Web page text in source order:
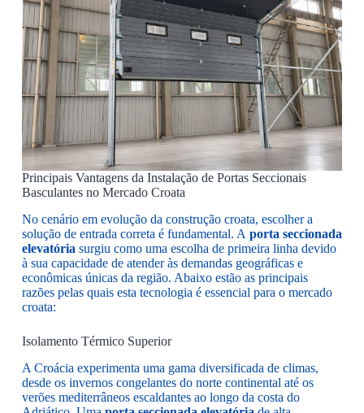
Principais Vantagens da Instalação de Portas Seccionais
Basculantes no Mercado Croata
No cenário em evolução da construção croata, escolher a
solução de entrada correta é fundamental. A porta seccionada
elevatória surgiu como uma escolha de primeira linha devido
à sua capacidade de atender às demandas geográficas e
econômicas únicas da região. Abaixo estão as principais
razões pelas quais esta tecnologia é essencial para o mercado
croata:
Isolamento Térmico Superior
A Croácia experimenta uma gama diversificada de climas,
desde os invernos congelantes do norte continental até os
verões mediterrâneos escaldantes ao longo da costa do